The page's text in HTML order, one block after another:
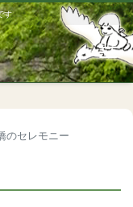
す
のセレモニー